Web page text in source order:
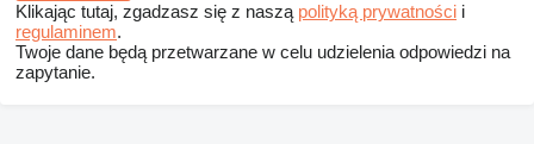
Klikając tutaj, zgadzasz się z naszą polityką prywatności i
regulaminem.
Twoje dane będą przetwarzane w celu udzielenia odpowiedzi na
zapytanie.